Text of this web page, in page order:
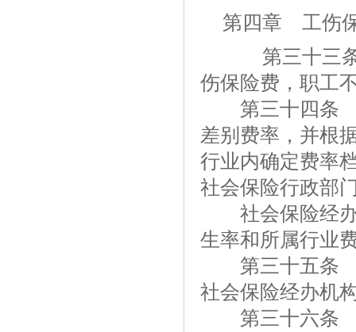
第四章 工伤
第三十三条
伤保险费，职工
第三十四条 国
差别费率，并根
行业内确定费率
社会保险行政部
社会保险经办
生率和所属行业
第三十五条 用
社会保险经办机
第三十六条 职